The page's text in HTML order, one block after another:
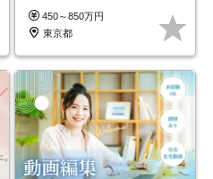
450～850万円
東京都